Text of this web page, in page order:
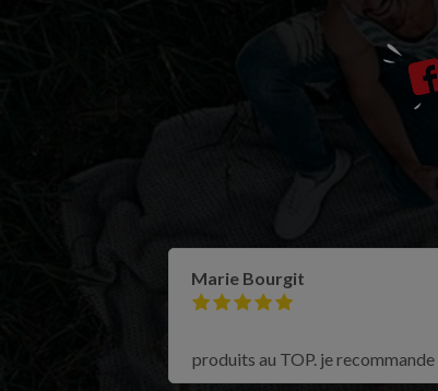
Marie Bourgit
produits au TOP. je recommande